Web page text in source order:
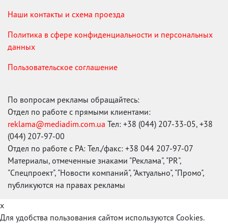
Наши контакты и схема проезда
Политика в сфере конфиденциальности и персональных
данных
Пользовательское соглашение
По вопросам рекламы обращайтесь:
Отдел по работе с прямыми клиентами:
reklama@mediadim.com.ua Тел: +38 (044) 207-33-05, +38
(044) 207-97-00
Отдел по работе с РА: Тел./факс: +38 044 207-97-07
Материалы, отмеченные знаками "Реклама", "PR",
"Спецпроект", "Новости компаний", "Актуально", "Промо",
публикуются на правах рекламы
x
Для удобства пользования сайтом используются Cookies.